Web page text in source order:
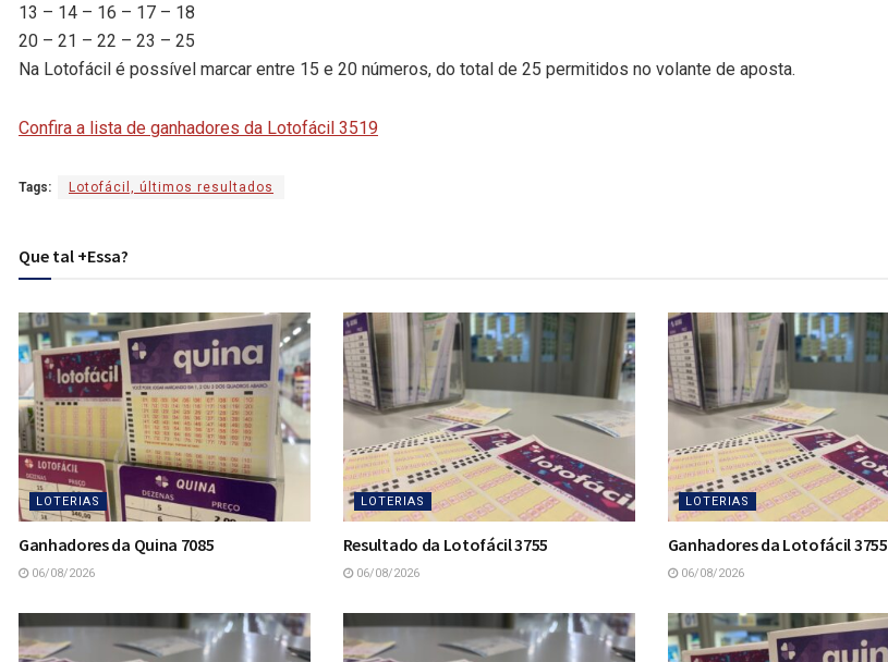
13 – 14 – 16 – 17 – 18
20 – 21 – 22 – 23 – 25
Na Lotofácil é possível marcar entre 15 e 20 números, do total de 25 permitidos no volante de aposta.
Confira a lista de ganhadores da Lotofácil 3519
Tags: Lotofácil, últimos resultados
Que tal +Essa?
LOTERIAS
Ganhadores da Quina 7085
06/08/2026
LOTERIAS
Resultado da Lotofácil 3755
06/08/2026
LOTERIAS
Ganhadores da Lotofácil 3755
06/08/2026